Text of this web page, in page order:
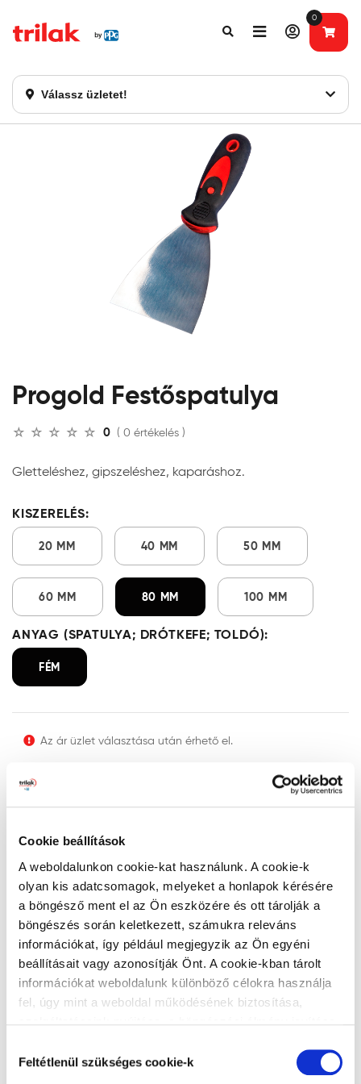
Cookie beállítások
A weboldalunkon cookie-kat használunk. A cookie-k
olyan kis adatcsomagok, melyeket a honlapok kérésére
a böngésző ment el az Ön eszközére és ott tárolják a
böngészés során keletkezett, számukra releváns
információkat, így például megjegyzik az Ön egyéni
beállításait vagy azonosítják Önt. A cookie-kban tárolt
információkat weboldalunk különböző célokra használja
fel, úgy mint a weboldal működésének biztosítása,
szabott ajánlatok megjelenítése, látogatottsági adatok
elemzése. A weboldalunk által alkalmazott cookie-k,
kiválasztása
Feltétlenül szükséges cookie-k
Válassz üzletet!
0
Fontos tájékoztatás!
Progold Festőspatulya
0 ( 0 értékelés )
Gletteléshez, gipszeléshez, kaparáshoz.
KISZERELÉS:
20 MM 40 MM 50 MM
60 MM 80 MM 100 MM
ANYAG (SPATULYA; DRÓTKEFE; TOLDÓ):
FÉM
Az ár üzlet választása után érhető el.
KOSÁRBA RAKOM
EAN-KÓD:8595026015760
GYÁRTÓ:Progold
Technikai adatok
Alapadatok